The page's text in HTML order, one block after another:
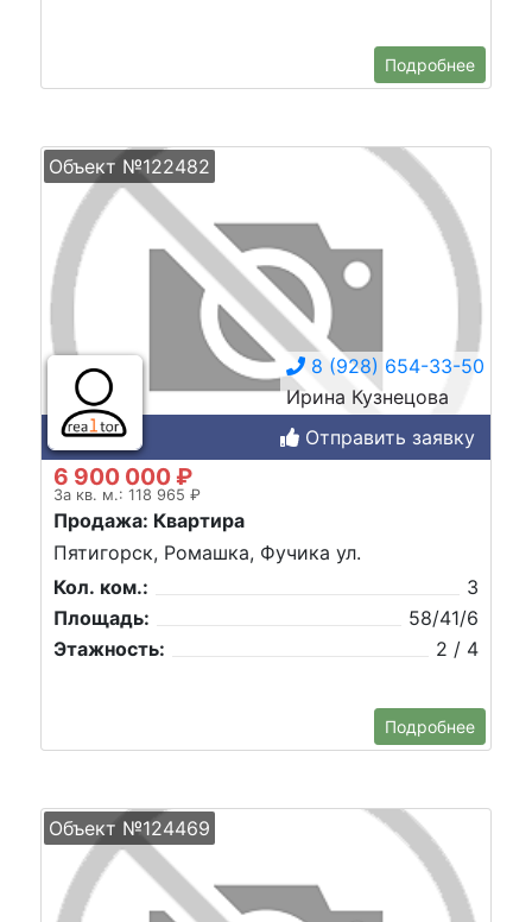
Подробнее
Объект №122482
8 (928) 654-33-50
Ирина Кузнецова
Отправить заявку
6 900 000 ₽
За кв. м.: 118 965 ₽
Продажа: Квартира
Пятигорск, Ромашка, Фучика ул.
Кол. ком.:
3
Площадь:
58/41/6
Этажность:
2 / 4
Подробнее
Объект №124469